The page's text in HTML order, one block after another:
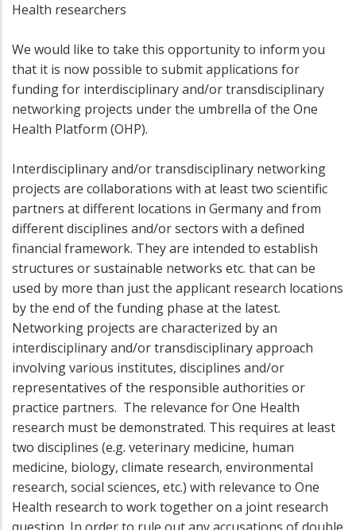
Health researchers
We would like to take this opportunity to inform you
that it is now possible to submit applications for
funding for interdisciplinary and/or transdisciplinary
networking projects under the umbrella of the One
Health Platform (OHP).
Interdisciplinary and/or transdisciplinary networking
projects are collaborations with at least two scientific
partners at different locations in Germany and from
different disciplines and/or sectors with a defined
financial framework. They are intended to establish
structures or sustainable networks etc. that can be
used by more than just the applicant research locations
by the end of the funding phase at the latest.
Networking projects are characterized by an
interdisciplinary and/or transdisciplinary approach
involving various institutes, disciplines and/or
representatives of the responsible authorities or
practice partners. The relevance for One Health
research must be demonstrated. This requires at least
two disciplines (e.g. veterinary medicine, human
medicine, biology, climate research, environmental
research, social sciences, etc.) with relevance to One
Health research to work together on a joint research